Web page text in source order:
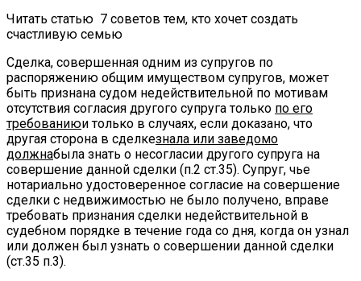
Читать статью 7 советов тем, кто хочет создать
счастливую семью
Сделка, совершенная одним из супругов по
распоряжению общим имуществом супругов, может
быть признана судом недействительной по мотивам
отсутствия согласия другого супруга только по его
требованиюи только в случаях, если доказано, что
другая сторона в сделкезнала или заведомо
должнабыла знать о несогласии другого супруга на
совершение данной сделки (п.2 ст.35). Супруг, чье
нотариально удостоверенное согласие на совершение
сделки с недвижимостью не было получено, вправе
требовать признания сделки недействительной в
судебном порядке в течение года со дня, когда он узнал
или должен был узнать о совершении данной сделки
(ст.35 п.3).